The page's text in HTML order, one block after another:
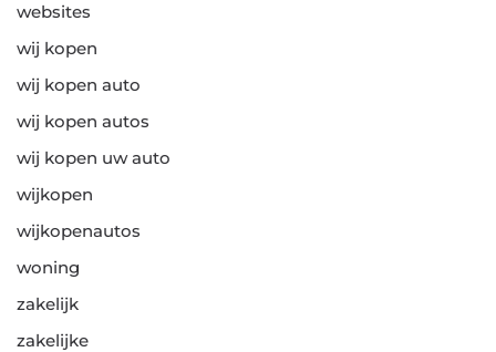
websites
wij kopen
wij kopen auto
wij kopen autos
wij kopen uw auto
wijkopen
wijkopenautos
woning
zakelijk
zakelijke